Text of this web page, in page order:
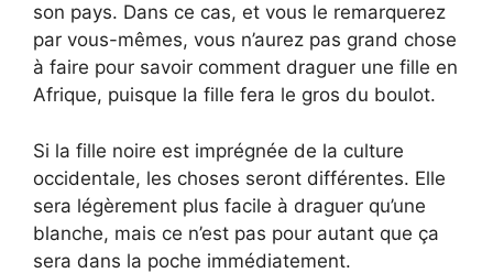
son pays. Dans ce cas, et vous le remarquerez
par vous-mêmes, vous n’aurez pas grand chose
à faire pour savoir comment draguer une fille en
Afrique, puisque la fille fera le gros du boulot.
Si la fille noire est imprégnée de la culture
occidentale, les choses seront différentes. Elle
sera légèrement plus facile à draguer qu’une
blanche, mais ce n’est pas pour autant que ça
sera dans la poche immédiatement.